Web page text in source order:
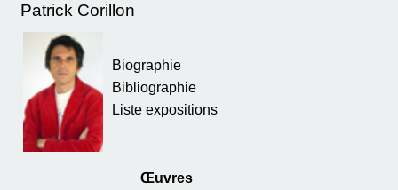
Patrick Corillon
Biographie
Bibliographie
Liste expositions
Œuvres